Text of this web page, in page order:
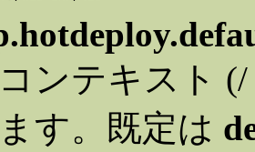
ンテキスト
す。既定は